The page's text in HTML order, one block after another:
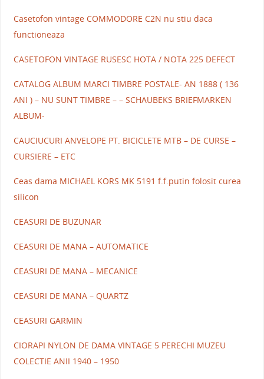
Casetofon vintage COMMODORE C2N nu stiu daca
functioneaza
CASETOFON VINTAGE RUSESC HOTA / NOTA 225 DEFECT
CATALOG ALBUM MARCI TIMBRE POSTALE- AN 1888 ( 136
ANI ) – NU SUNT TIMBRE – – SCHAUBEKS BRIEFMARKEN
ALBUM-
CAUCIUCURI ANVELOPE PT. BICICLETE MTB – DE CURSE –
CURSIERE – ETC
Ceas dama MICHAEL KORS MK 5191 f.f.putin folosit curea
silicon
CEASURI DE BUZUNAR
CEASURI DE MANA – AUTOMATICE
CEASURI DE MANA – MECANICE
CEASURI DE MANA – QUARTZ
CEASURI GARMIN
CIORAPI NYLON DE DAMA VINTAGE 5 PERECHI MUZEU
COLECTIE ANII 1940 – 1950